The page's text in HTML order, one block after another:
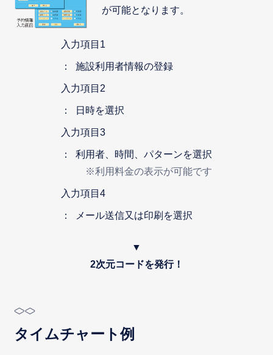
が可能となります。
入力項目1
施設利用者情報の登録
入力項目2
日時を選択
入力項目3
利用者、時間、パターンを選択
※利用料金の表示が可能です
入力項目4
メール送信又は印刷を選択
▼
2次元コードを発行！
タイムチャート例